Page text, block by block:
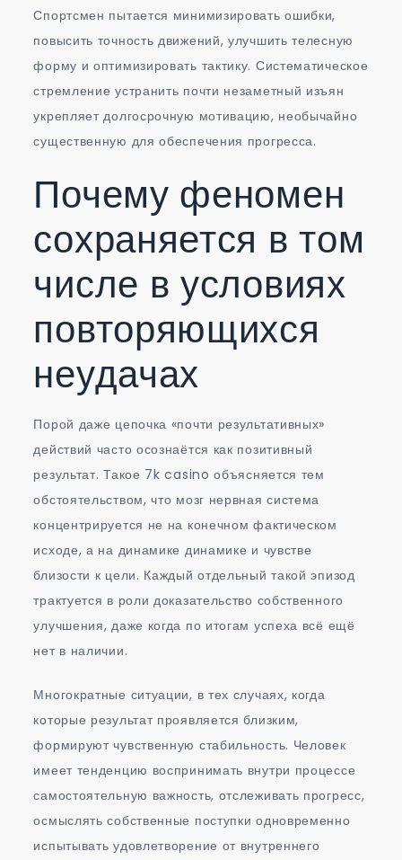
Спортсмен пытается минимизировать ошибки,
повысить точность движений, улучшить телесную
форму и оптимизировать тактику. Систематическое
стремление устранить почти незаметный изъян
укрепляет долгосрочную мотивацию, необычайно
существенную для обеспечения прогресса.
Почему феномен
сохраняется в том
числе в условиях
повторяющихся
неудачах
Порой даже цепочка «почти результативных»
действий часто осознаётся как позитивный
результат. Такое 7k casino объясняется тем
обстоятельством, что мозг нервная система
концентрируется не на конечном фактическом
исходе, а на динамике динамике и чувстве
близости к цели. Каждый отдельный такой эпизод
трактуется в роли доказательство собственного
улучшения, даже когда по итогам успеха всё ещё
нет в наличии.
Многократные ситуации, в тех случаях, когда
которые результат проявляется близким,
формируют чувственную стабильность. Человек
имеет тенденцию воспринимать внутри процессе
самостоятельную важность, отслеживать прогресс,
осмыслять собственные поступки одновременно
испытывать удовлетворение от внутреннего